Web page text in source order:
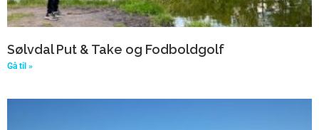
Sølvdal Put & Take og Fodboldgolf
Gå til »